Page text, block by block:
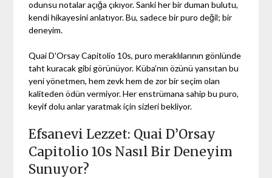
odunsu notalar açığa çıkıyor. Sanki her bir duman bulutu,
kendi hikayesini anlatıyor. Bu, sadece bir puro değil; bir
deneyim.
Quai D'Orsay Capitolio 10s, puro meraklılarının gönlünde
taht kuracak gibi görünüyor. Küba’nın özünü yansıtan bu
yeni yönetmen, hem zevk hem de zor bir seçim olan
kaliteden ödün vermiyor. Her enstrümana sahip bu puro,
keyif dolu anlar yaratmak için sizleri bekliyor.
Efsanevi Lezzet: Quai D’Orsay
Capitolio 10s Nasıl Bir Deneyim
Sunuyor?